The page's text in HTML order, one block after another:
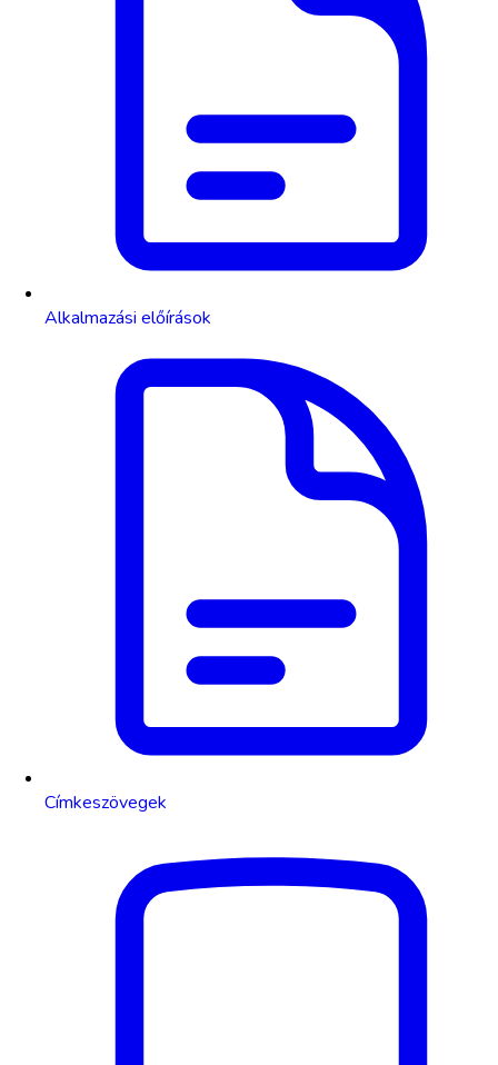
Alkalmazási előírások
Címkeszövegek